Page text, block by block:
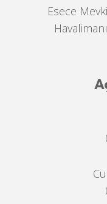
Esece